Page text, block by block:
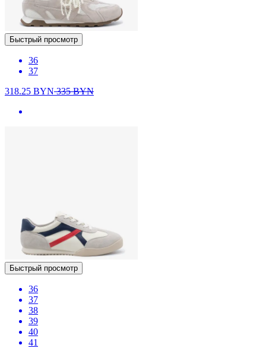
Быстрый просмотр
36
37
318.25 BYN335BYN
Быстрый просмотр
36
37
38
39
40
41